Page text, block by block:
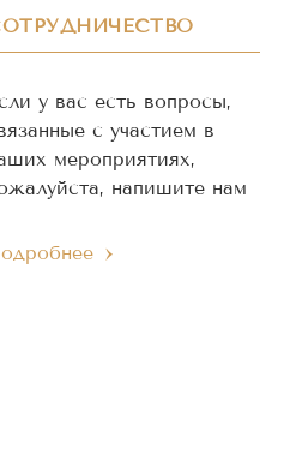
у вас есть вопросы,
с участием в
мероприятиях,
напишите нам